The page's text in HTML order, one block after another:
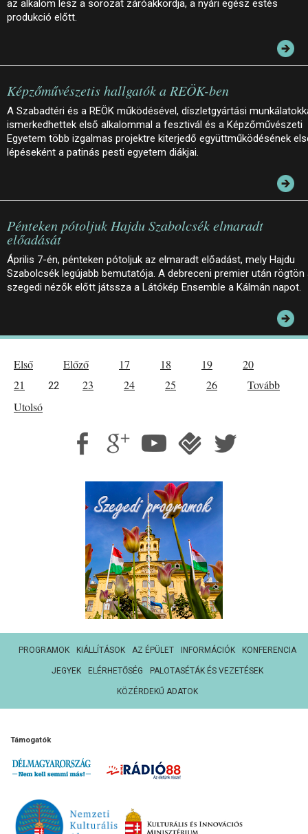
az alkalom lesz a sorozat záróakkordja, a nyári egész estés
produkció előtt.
Képzőművészetis hallgatók a REÖK-ben
A Szabadtéri és a REÖK működésével, díszletgyártási
ismerkedhettek első alkalommal a fesztivál és a Képzőművészeti
Egyetem több izgalmas projektre kiterjedő együttműködésének
lépéseként a patinás pesti egyetem diákjai.
Pénteken pótoljuk Hajdu Szabolcsék elmaradt
előadását
Április 7-én, pénteken pótoljuk az elmaradt előadást, mely Hajdu
Szabolcsék legújabb bemutatója. A debreceni premier után rögtön
szegedi nézők előtt játssza a Látókép Ensemble a Kálmán napot.
Első Előző 17 18 19
20
21
22 23 24 25 26
Tovább
Utolsó
PROGRAMOK KIÁLLÍTÁSOK AZ ÉPÜLET INFORMÁCIÓK KONFERENCIA
JEGYEK ELÉRHETŐSÉG PALOTASÉTÁK ÉS VEZETÉSEK
KÖZÉRDEKŰ ADATOK
Támogatók